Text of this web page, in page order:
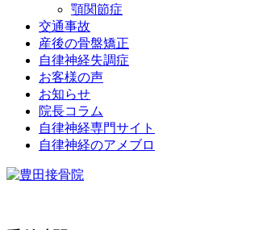
顎関節症
交通事故
産後の骨盤矯正
自律神経失調症
お客様の声
お知らせ
院長コラム
自律神経専門サイト
自律神経のアメブロ